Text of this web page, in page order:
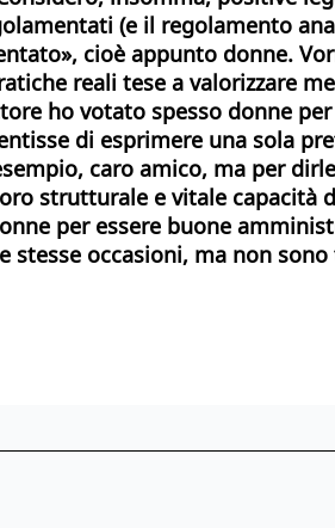
(e il regolamento
cioè appunto donne.
reali tese a valorizzare
ho votato spesso donne
di esprimere una sola
caro amico, ma per
strutturale e vitale capacità
per essere buone
occasioni, ma non